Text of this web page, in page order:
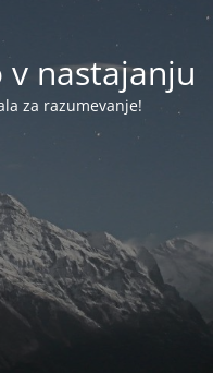
nastajanju
za razumevanje!